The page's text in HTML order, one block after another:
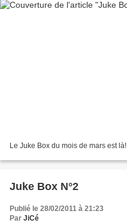
Le Juke Box du mois de mars est là!
Juke Box N°2
Publié le 28/02/2011 à 21:23
Par JiCé